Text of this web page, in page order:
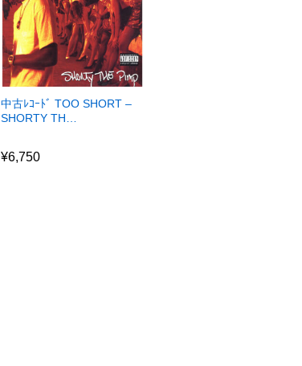
中古ﾚｺｰﾄﾞ TOO SHORT –
SHORTY TH…
¥6,750